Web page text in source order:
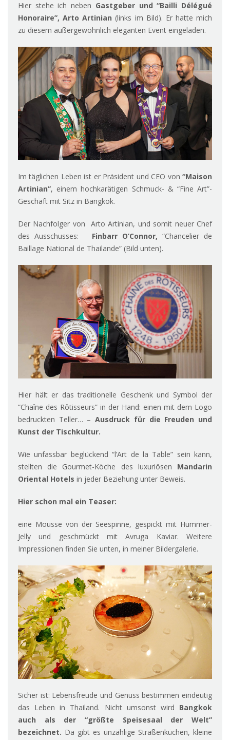
Hier stehe ich neben Gastgeber und “Bailli Délégué
Honoraire”, Arto Artinian (links im Bild). Er hatte mich
zu diesem außergewöhnlich eleganten Event eingeladen.
Im täglichen Leben ist er Präsident und CEO von “Maison
Artinian”, einem hochkarätigen Schmuck- & “Fine Art”-
Geschäft mit Sitz in Bangkok.
Der Nachfolger von Arto Artinian, und somit neuer Chef
des Ausschusses: Finbarr O’Connor, “Chancelier de
Baillage National de Thailande” (Bild unten).
Hier hält er das traditionelle Geschenk und Symbol der
“Chaîne des Rôtisseurs” in der Hand: einen mit dem Logo
bedruckten Teller… –Ausdruck für die Freuden und
Kunst der Tischkultur.
Wie unfassbar beglückend “l’Art de la Table” sein kann,
stellten die Gourmet-Köche des luxuriösen Mandarin
Oriental Hotels in jeder Beziehung unter Beweis.
Hier schon mal ein Teaser:
eine Mousse von der Seespinne, gespickt mit Hummer-
Jelly und geschmückt mit Avruga Kaviar. Weitere
Impressionen finden Sie unten, in meiner Bildergalerie.
Sicher ist: Lebensfreude und Genuss bestimmen eindeutig
das Leben in Thailand. Nicht umsonst wird Bangkok
auch als der “größte Speisesaal der Welt”
bezeichnet. Da gibt es unzählige Straßenküchen, kleine